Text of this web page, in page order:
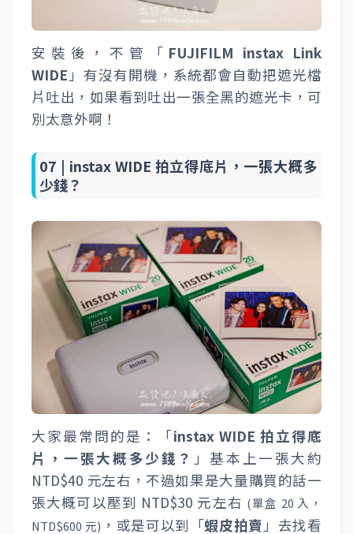
是，10 張為一個單位，也就是說每次安裝後，
都可以列印出 10 張拍立得相片唷！
安裝後，不管「 FUJIFILM instax Link
WIDE」有沒有開機，系統都會自動把遮光檔
片吐出，如果看到吐出一張全黑的遮光卡，可
別太意外啊！